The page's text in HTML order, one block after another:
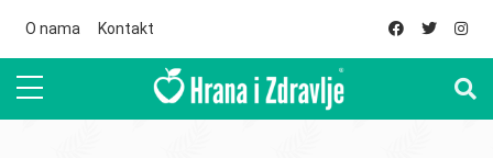
O nama Kontakt